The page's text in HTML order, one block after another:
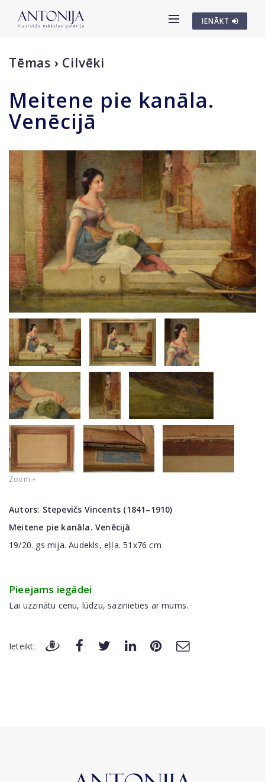
IENĀKT
Tēmas › Cilvēki
Meitene pie kanāla.
Venēcijā
Zoom +
Autors: Stepevičs Vincents (1841–1910)
Meitene pie kanāla. Venēcijā
19/20. gs mija. Audekls, eļļa. 51x76 cm
Pieejams iegādei
Lai uzzinātu cenu, lūdzu, sazinieties ar mums.
Ieteikt: